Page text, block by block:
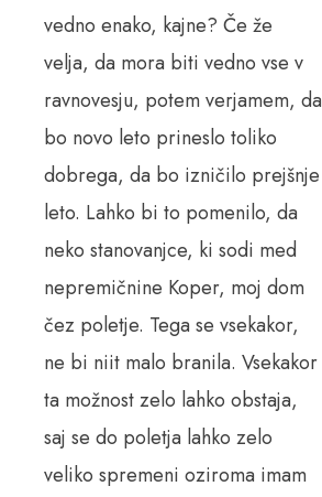
vedno enako, kajne? Če že
velja, da mora biti vedno vse v
ravnovesju, potem verjamem, da
bo novo leto prineslo toliko
dobrega, da bo izničilo prejšnje
leto. Lahko bi to pomenilo, da
neko stanovanjce, ki sodi med
nepremičnine Koper, moj dom
čez poletje. Tega se vsekakor,
ne bi niit malo branila. Vsekakor
ta možnost zelo lahko obstaja,
saj se do poletja lahko zelo
veliko spremeni oziroma imam